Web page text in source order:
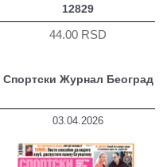
12829
44.00 RSD
Спортски Журнал Београд
03.04.2026